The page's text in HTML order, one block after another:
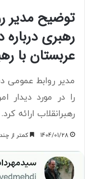
توضیح مدیر
رهبری درباره
عربستان با
مدیر روابط عمومی
را در مورد دیدار
رهبرانقلاب ارائه کرد.
1404/01/28 کمتر از